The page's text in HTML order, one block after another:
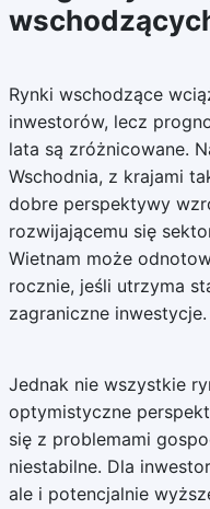
Rynki wschodzące
inwestorów, lecz
lata są zróżnicowane.
Wschodnia, z krajami
dobre perspektywy
rozwijającemu się
Wietnam może
rocznie, jeśli utrzyma
zagraniczne inwestycje.
Jednak nie wszystkie
optymistyczne
się z problemami
niestabilne. Dla
ale i potencjalnie